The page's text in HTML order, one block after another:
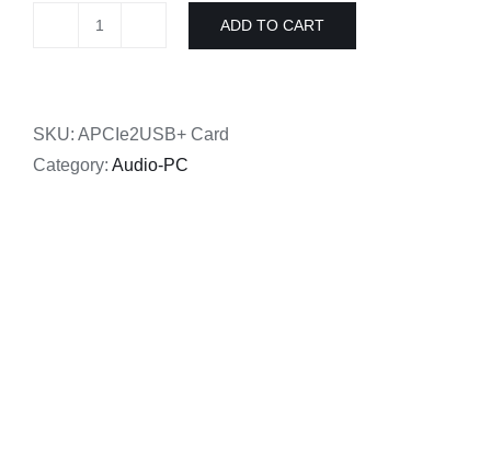
ADD TO CART
SKU: APCIe2USB+ Card
Category: Audio-PC